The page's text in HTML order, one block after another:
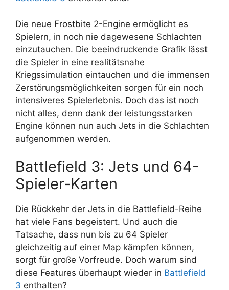
Die neue Frostbite 2-Engine ermöglicht es
Spielern, in noch nie dagewesene Schlachten
einzutauchen. Die beeindruckende Grafik lässt
die Spieler in eine realitätsnahe
Kriegssimulation eintauchen und die immensen
Zerstörungsmöglichkeiten sorgen für ein noch
intensiveres Spielerlebnis. Doch das ist noch
nicht alles, denn dank der leistungsstarken
Engine können nun auch Jets in die Schlachten
aufgenommen werden.
Battlefield 3: Jets und 64-
Spieler-Karten
Die Rückkehr der Jets in die Battlefield-Reihe
hat viele Fans begeistert. Und auch die
Tatsache, dass nun bis zu 64 Spieler
gleichzeitig auf einer Map kämpfen können,
sorgt für große Vorfreude. Doch warum sind
diese Features überhaupt wieder in Battlefield
3 enthalten?